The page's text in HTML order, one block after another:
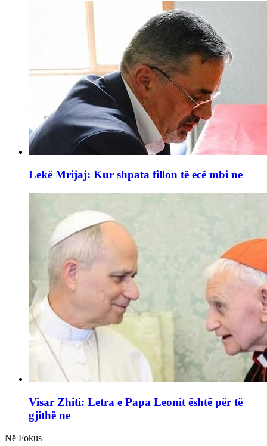
Lekë Mrijaj: Kur shpata fillon të ecë mbi ne
Visar Zhiti: Letra e Papa Leonit është për të
gjithë ne
Në Fokus